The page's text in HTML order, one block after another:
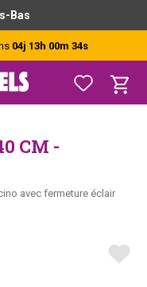
Bas
04j 13h 00m 34s
CM -
avec fermeture éclair